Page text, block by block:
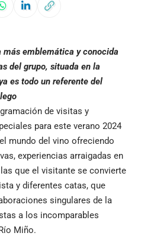
más emblemática y conocida
del grupo, situada en la
es todo un referente del
de visitas y
para este verano 2024
mundo del vino ofreciendo
experiencias arraigadas en
que el visitante se convierte
y diferentes catas, que
singulares de la
a los incomparables
Miño.